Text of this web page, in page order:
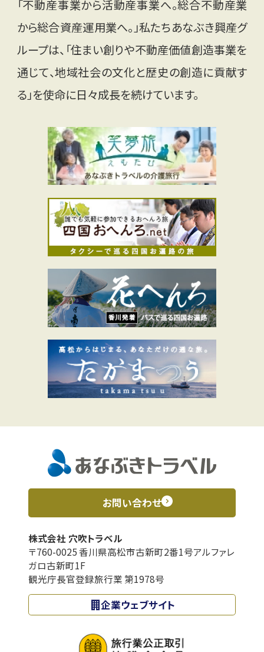
「不動産事業から活動産事業へ。総合不動産業
から総合資産運用業へ。」私たちあなぶき興産グ
ループは、「住まい創りや不動産価値創造事業を
通じて、地域社会の文化と歴史の創造に貢献す
る」を使命に日々成長を続けています。
お問い合わせ
株式会社 穴吹トラベル
〒760-0025 香川県高松市古新町2番1号アルファレ
ガロ古新町1F
観光庁長官登録旅行業 第1978号
企業ウェブサイト